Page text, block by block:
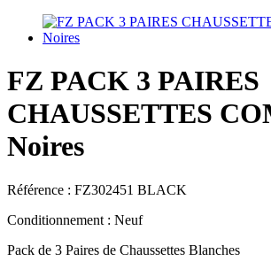
FZ PACK 3 PAIRES
CHAUSSETTES
Noires
Référence : FZ302451 BLACK
Conditionnement : Neuf
Pack de 3 Paires de Chaussettes Blanches